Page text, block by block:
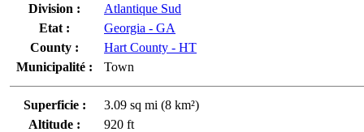
Division :
Atlantique Sud
Etat :
Georgia - GA
County :
Hart County - HT
Municipalité :
Town
Superficie :
3.09 sq mi (8 km²)
Altitude :
920 ft